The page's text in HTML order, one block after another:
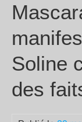
Soline
des